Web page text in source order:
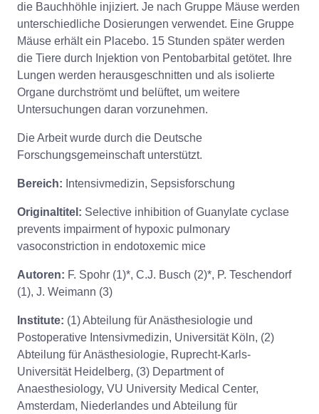
die Bauchhöhle injiziert. Je nach Gruppe Mäuse werden
unterschiedliche Dosierungen verwendet. Eine Gruppe
Mäuse erhält ein Placebo. 15 Stunden später werden
die Tiere durch Injektion von Pentobarbital getötet. Ihre
Lungen werden herausgeschnitten und als isolierte
Organe durchströmt und belüftet, um weitere
Untersuchungen daran vorzunehmen.
Die Arbeit wurde durch die Deutsche
Forschungsgemeinschaft unterstützt.
Bereich: Intensivmedizin, Sepsisforschung
Originaltitel: Selective inhibition of Guanylate cyclase
prevents impairment of hypoxic pulmonary
vasoconstriction in endotoxemic mice
Autoren: F. Spohr (1)*, C.J. Busch (2)*, P. Teschendorf
(1), J. Weimann (3)
Institute: (1) Abteilung für Anästhesiologie und
Postoperative Intensivmedizin, Universität Köln, (2)
Abteilung für Anästhesiologie, Ruprecht-Karls-
Universität Heidelberg, (3) Department of
Anaesthesiology, VU University Medical Center,
Amsterdam, Niederlandes und Abteilung für